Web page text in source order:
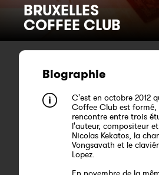
BRUXELLES
COFFEE CLUB
Biographie
C'est en octobre 2012
Coffee Club est
rencontre entre trois
l'auteur, compositeur
Nicolas Kekatos, la
Vongsavath et le
Lopez.